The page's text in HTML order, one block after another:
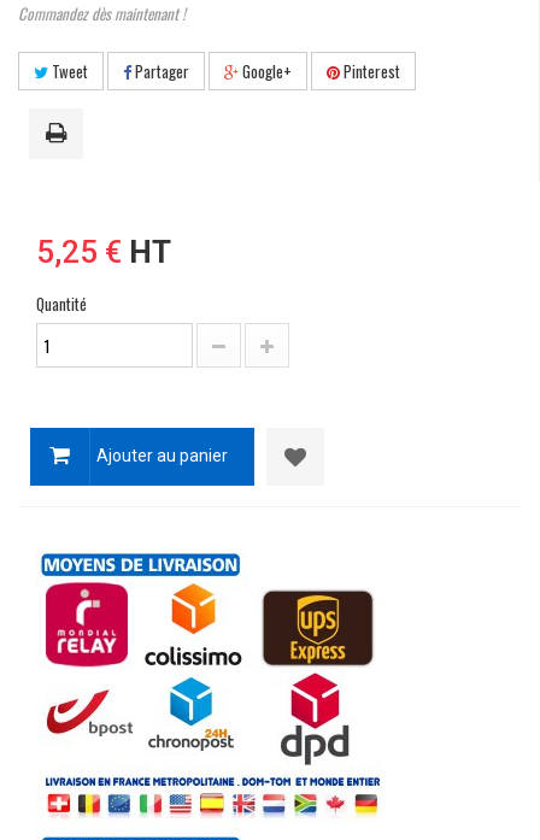
Commandez dès maintenant !
Tweet Partager Google+ Pinterest
5,25 € HT
Quantité
Ajouter au panier